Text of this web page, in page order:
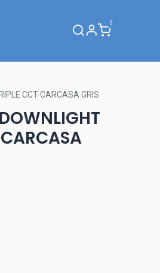
0
CCT-CARCASA GRIS